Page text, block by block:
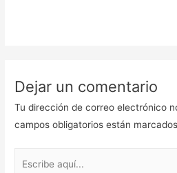
Dejar un comentario
Tu dirección de correo electrónico
campos obligatorios están